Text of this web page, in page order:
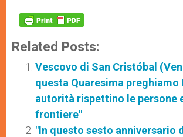
Related Posts:
Vescovo di San Cristóbal
questa Quaresima preghiamo
autorità rispettino le persone
frontiere"
"In questo sesto anniversario